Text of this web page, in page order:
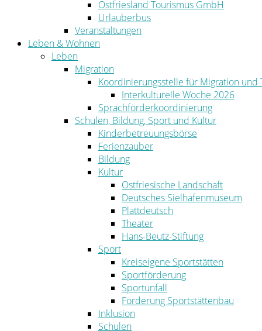
Ostfriesland Tourismus GmbH
Urlauberbus
Veranstaltungen
Leben & Wohnen
Leben
Migration
Koordinierungsstelle für Migration und
Interkulturelle Woche 2026
Sprachförderkoordinierung
Schulen, Bildung, Sport und Kultur
Kinderbetreuungsbörse
Ferienzauber
Bildung
Kultur
Ostfriesische Landschaft
Deutsches Sielhafenmuseum
Plattdeutsch
Theater
Hans-Beutz-Stiftung
Sport
Kreiseigene Sportstätten
Sportförderung
Sportunfall
Förderung Sportstättenbau
Inklusion
Schulen